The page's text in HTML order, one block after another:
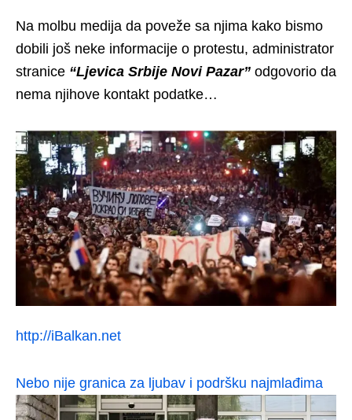
Na molbu medija da poveže sa njima kako bismo
dobili još neke informacije o protestu, administrator
stranice “Ljevica Srbije Novi Pazar” odgovorio da
nema njihove kontakt podatke…
http://iBalkan.net
Nebo nije granica za ljubav i podršku najmlađima